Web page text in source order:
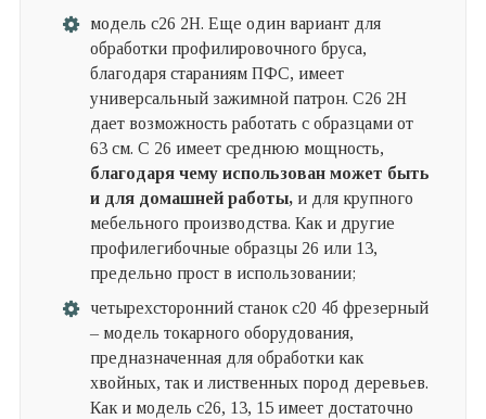
модель с26 2Н. Еще один вариант для
обработки профилировочного бруса,
благодаря стараниям ПФС, имеет
универсальный зажимной патрон. С26 2Н
дает возможность работать с образцами от
63 см. С 26 имеет среднюю мощность,
благодаря чему использован может быть
и для домашней работы,и для крупного
мебельного производства. Как и другие
профилегибочные образцы 26 или 13,
предельно прост в использовании;
четырехсторонний станок с20 4б фрезерный
– модель токарного оборудования,
предназначенная для обработки как
хвойных, так и лиственных пород деревьев.
Как и модель с26, 13, 15 имеет достаточно